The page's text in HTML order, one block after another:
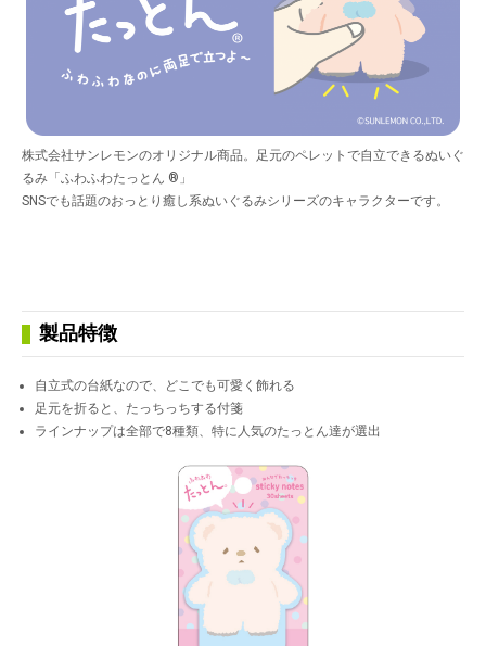
株式会社サンレモンのオリジナル商品。足元のペレットで自立できるぬいぐ
るみ「ふわふわたっとん ®」
SNSでも話題のおっとり癒し系ぬいぐるみシリーズのキャラクターです。
製品特徴
自立式の台紙なので、どこでも可愛く飾れる
足元を折ると、たっちっちする付箋
ラインナップは全部で8種類、特に人気のたっとん達が選出